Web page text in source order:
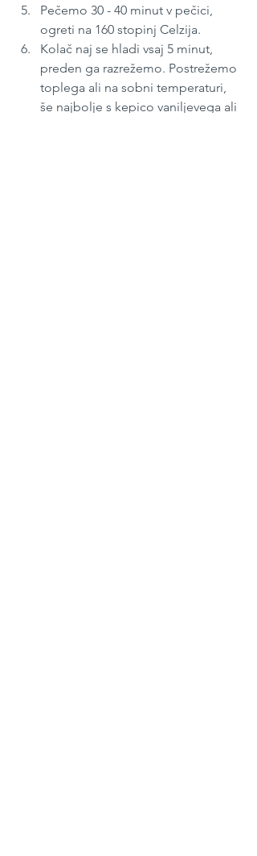
Pečemo 30 - 40 minut v pečici,
ogreti na 160 stopinj Celzija.
Kolač naj se hladi vsaj 5 minut,
preden ga razrežemo. Postrežemo
toplega ali na sobni temperaturi,
še najbolje s kepico vaniljevega ali